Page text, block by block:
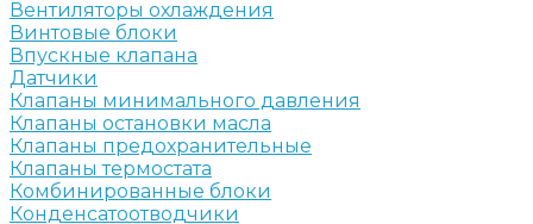
Вентиляторы охлаждения
Винтовые блоки
Впускные клапана
Датчики
Клапаны минимального давления
Клапаны остановки масла
Клапаны предохранительные
Клапаны термостата
Комбинированные блоки
Конденсатоотводчики